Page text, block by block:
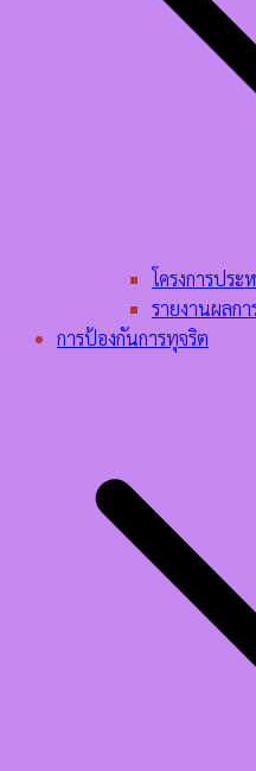
โครงการปร
รายงานผลก
การป้องกันการทุจริต